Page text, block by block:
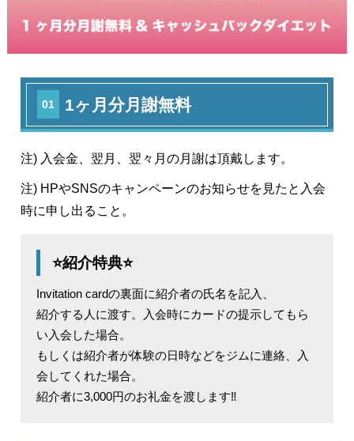
01 1ヶ月分月謝無料
注) 入会金、翌月、翌々月の月謝は頂戴します。
注) HPやSNSのキャンペーンのお知らせを見たと入会
時に申し出ること。
⭐紹介特典⭐
Invitation cardの裏面に紹介者の氏名を記入、
紹介する人に渡す。入会時にカードの提示してもら
い入会した場合。
もしくは紹介者が体験の日時などをジムに連絡、入
会してくれた場合。
紹介者に3,000円のお礼金を渡します‼️